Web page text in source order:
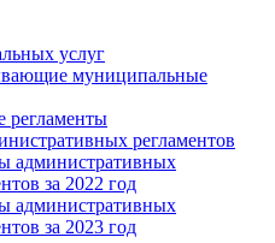
услуг
муниципальные
регламенты
регламентов
административных
за 2022 год
административных
за 2023 год